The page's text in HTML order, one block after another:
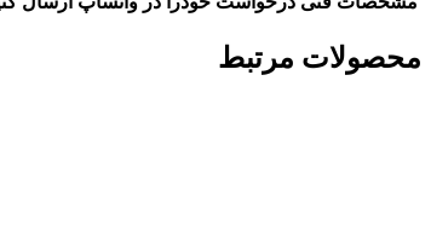
محصولات مرتبط